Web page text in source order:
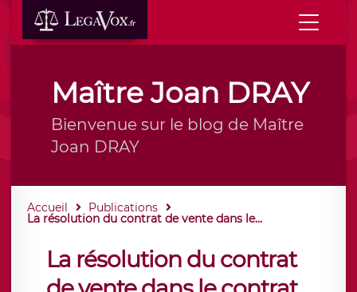
Maître Joan DRAY
Bienvenue sur le blog de Maître
Joan DRAY
Accueil Publications
La résolution du contrat de vente dans le...
La résolution du contrat